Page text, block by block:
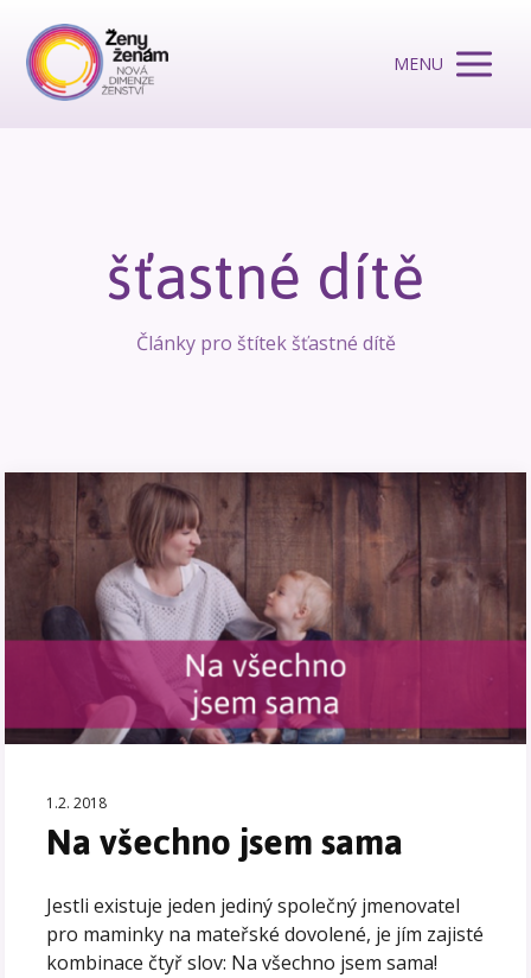
MENU
šťastné dítě
Články pro štítek šťastné dítě
1.2. 2018
Na všechno jsem sama
Jestli existuje jeden jediný společný jmenovatel
pro maminky na mateřské dovolené, je jím zajisté
kombinace čtyř slov: Na všechno jsem sama!